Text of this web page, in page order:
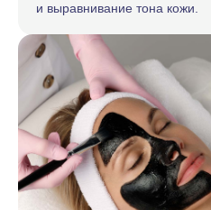
и выравнивание тона кожи.